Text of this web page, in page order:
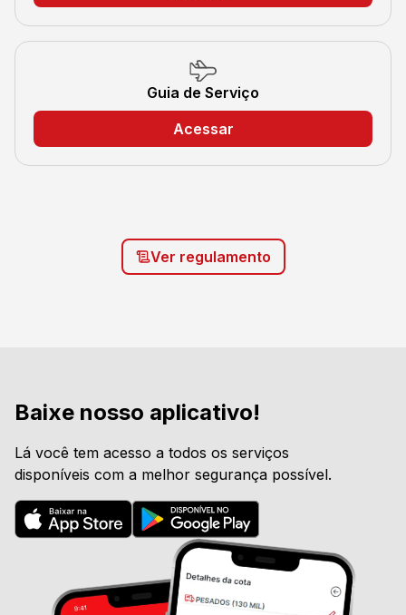
Guia de Serviço
Acessar
Ver regulamento
Baixe nosso aplicativo!
Lá você tem acesso a todos os serviços
disponíveis com a melhor segurança possível.